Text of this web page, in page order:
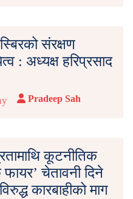
संरक्षण
: अध्यक्ष हरिप्रसाद
Pradeep Sah
कूटनीतिक
फायर’ चेतावनी दिने
कारबाहीको माग